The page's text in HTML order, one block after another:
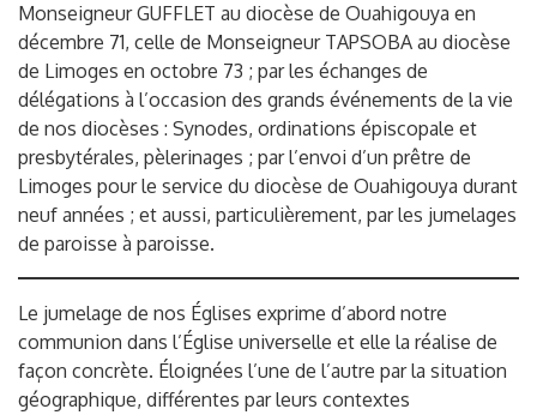
Monseigneur GUFFLET au diocèse de Ouahigouya en
décembre 71, celle de Monseigneur TAPSOBA au diocèse
de Limoges en octobre 73 ; par les échanges de
délégations à l’occasion des grands événements de la vie
de nos diocèses : Synodes, ordinations épiscopale et
presbytérales, pèlerinages ; par l’envoi d’un prêtre de
Limoges pour le service du diocèse de Ouahigouya durant
neuf années ; et aussi, particulièrement, par les jumelages
de paroisse à paroisse.
Le jumelage de nos Églises exprime d’abord notre
communion dans l’Église universelle et elle la réalise de
façon concrète. Éloignées l’une de l’autre par la situation
géographique, différentes par leurs contextes